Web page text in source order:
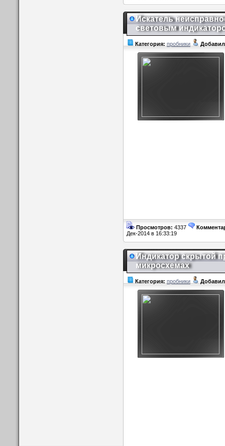
Искатель
световым
Категория: пробники
Просмотров: 4337
Дек-2014 в 16:33:19
Индикатор скрытой
микросхемах
Категория: пробники